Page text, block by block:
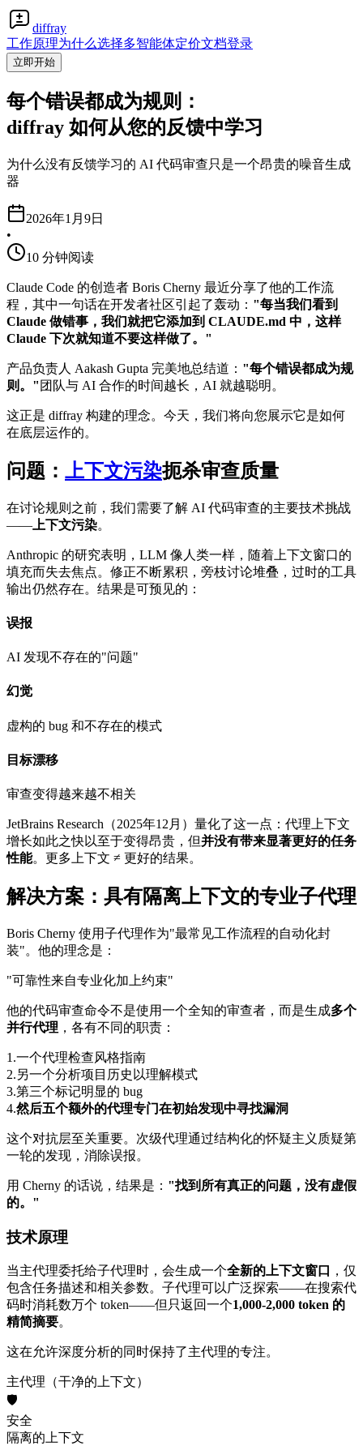
diffray
工作原理为什么选择多智能体定价文档登录
立即开始
每个错误都成为规则：
diffray 如何从您的反馈中学习
为什么没有反馈学习的 AI 代码审查只是一个昂贵的噪音生成
器
2026年1月9日
•
10 分钟阅读
Claude Code 的创造者 Boris Cherny 最近分享了他的工作流
程，其中一句话在开发者社区引起了轰动： "每当我们看到
Claude 做错事，我们就把它添加到 CLAUDE.md 中，这样
Claude 下次就知道不要这样做了。"
产品负责人 Aakash Gupta 完美地总结道： "每个错误都成为规
则。" 团队与 AI 合作的时间越长，AI 就越聪明。
这正是 diffray 构建的理念。今天，我们将向您展示它是如何
在底层运作的。
问题： 上下文污染扼杀审查质量
在讨论规则之前，我们需要了解 AI 代码审查的主要技术挑战
—— 上下文污染。
Anthropic 的研究表明，LLM 像人类一样，随着上下文窗口的
填充而失去焦点。修正不断累积，旁枝讨论堆叠，过时的工具
输出仍然存在。结果是可预见的：
误报
AI 发现不存在的"问题"
幻觉
虚构的 bug 和不存在的模式
目标漂移
审查变得越来越不相关
JetBrains Research（2025年12月）量化了这一点：代理上下文
增长如此之快以至于变得昂贵，但并没有带来显著更好的任务
性能。更多上下文 ≠ 更好的结果。
解决方案：具有隔离上下文的专业子代理
Boris Cherny 使用子代理作为"最常见工作流程的自动化封
装"。他的理念是：
"可靠性来自专业化加上约束"
他的代码审查命令不是使用一个全知的审查者，而是生成多个
并行代理 ，各有不同的职责：
1.一个代理检查风格指南
2.另一个分析项目历史以理解模式
3.第三个标记明显的 bug
4.然后五个额外的代理专门在初始发现中寻找漏洞
这个对抗层至关重要。次级代理通过结构化的怀疑主义质疑第
一轮的发现，消除误报。
用 Cherny 的话说，结果是： "找到所有真正的问题，没有虚假
的。"
技术原理
当主代理委托给子代理时，会生成一个全新的上下文窗口
，仅
包含任务描述和相关参数。子代理可以广泛探索——在搜索代
码时消耗数万个 token——但只返回一个1,000-2,000 token 的
精简摘要。
这在允许深度分析的同时保持了主代理的专注。
主代理 （干净的上下文）
🛡️
安全
隔离的上下文